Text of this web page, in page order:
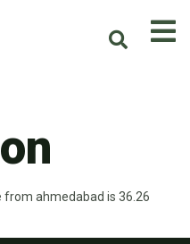
from ahmedabad is 36.26